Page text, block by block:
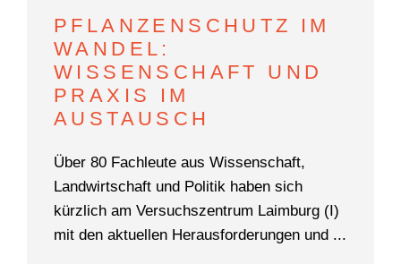
PFLANZENSCHUTZ IM
WANDEL:
WISSENSCHAFT UND
PRAXIS IM
AUSTAUSCH
Über 80 Fachleute aus Wissenschaft,
Landwirtschaft und Politik haben sich
kürzlich am Versuchszentrum Laimburg (I)
mit den aktuellen Herausforderungen und ...